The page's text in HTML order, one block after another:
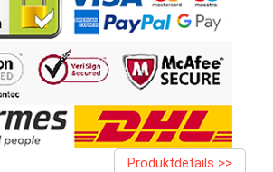
Produktdetails >>